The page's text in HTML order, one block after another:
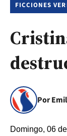
FICCIONES
Por
Domingo, 06